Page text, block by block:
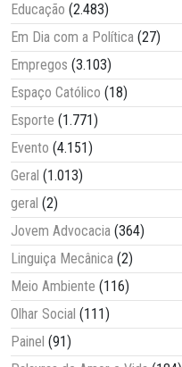
Educação (2.483)
Em Dia com a Política (27)
Empregos (3.103)
Espaço Católico (18)
Esporte (1.771)
Evento (4.151)
Geral (1.013)
geral (2)
Jovem Advocacia (364)
Linguiça Mecânica (2)
Meio Ambiente (116)
Olhar Social (111)
Painel (91)